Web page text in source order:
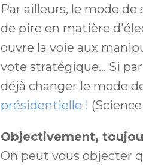
Par ailleurs, le mode
de pire en matière
ouvre la voie aux
vote stratégique... Si
déjà changer le mode
présidentielle !
Objectivement,
On peut vous objecter